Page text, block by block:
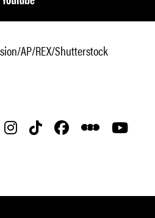
AP/REX/Shutterstock